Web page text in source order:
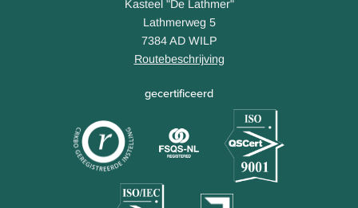
Kasteel "De Lathmer"
Lathmerweg 5
7384 AD WILP
Routebeschrijving
gecertificeerd